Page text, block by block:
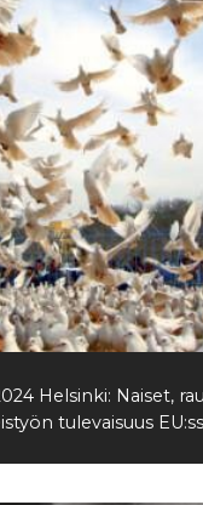
Helsinki: Naiset,
tulevaisuus